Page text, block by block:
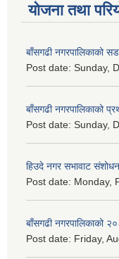
योजना तथा
बाँसगढी नगरपालिकाको
Post date: Sunday,
बाँसगढी नगरपालिकाको
Post date: Sunday,
हिउदे नगर सभावाट
Post date: Monday,
बाँसगढी नगरपालिकाको
Post date: Friday,